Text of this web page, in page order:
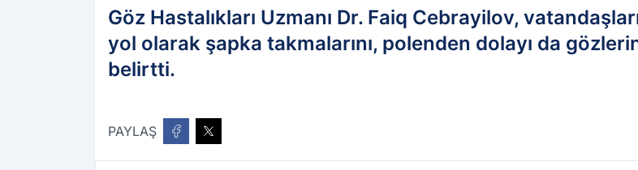
Göz Hastalıkları Uzmanı Dr. Faiq Cebrayilov,
yol olarak şapka takmalarını, polenden dolayı da
belirtti.
PAYLAŞ